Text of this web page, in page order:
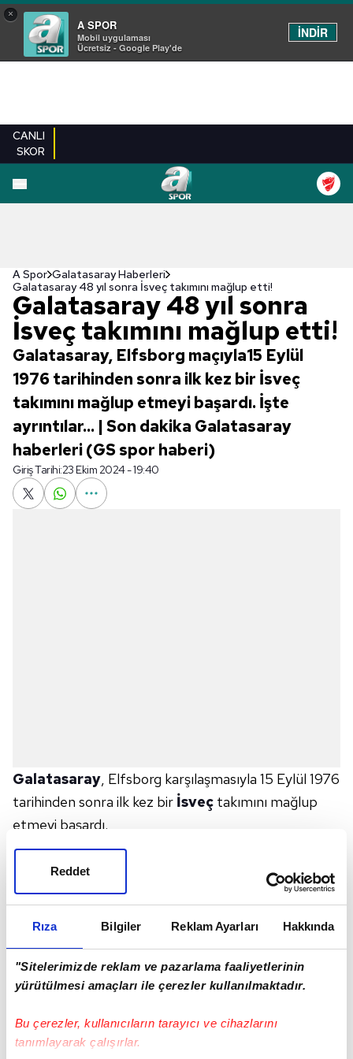
Rıza Bilgiler Reklam Ayarları Hakkında
"Sitelerimizde reklam ve pazarlama faaliyetlerinin
yürütülmesi amaçları ile çerezler kullanılmaktadır.
Bu çerezler, kullanıcıların tarayıcı ve cihazlarını
tanımlayarak çalışırlar.
Reddet
×
A SPOR
Mobil uygulaması
Ücretsiz - Google Play'de
İNDİR
CANLI
SKOR
A Spor Galatasaray Haberleri
Galatasaray 48 yıl sonra İsveç takımını mağlup etti!
Galatasaray 48 yıl sonra
İsveç takımını mağlup etti!
Galatasaray, Elfsborg maçıyla15 Eylül
1976 tarihinden sonra ilk kez bir İsveç
takımını mağlup etmeyi başardı. İşte
ayrıntılar... | Son dakika Galatasaray
haberleri (GS spor haberi)
Giriş Tarihi:23 Ekim 2024 - 19:40
Galatasaray, Elfsborg karşılaşmasıyla 15 Eylül 1976
tarihinden sonra ilk kez bir İsveç takımını mağlup
etmeyi başardı.
UEFA Avrupa Ligi
3. haftasında Galatasaray evinde
oynadığı Elfsborg ile ilk kez Avrupa kupalarında
İsveç takımlarıyla da 8. karşılaşmasına çıktı ve 2.
galibiyetini elde etti. Aslandiğer mücadelelerde 2
beraberlik, 4 yenilgi almıştı.
sonuçla birlikte 48 yıl sonra bir İsveç takımını
mağlup etmeyi başardı. Sarı-kırmızılılar, daha önce